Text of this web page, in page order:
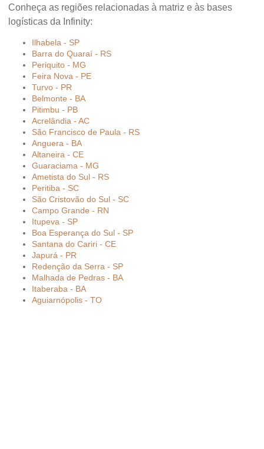
Conheça as regiões relacionadas à matriz e às bases
logísticas da Infinity:
Ilhabela - SP
Barra do Quaraí - RS
Periquito - MG
Feira Nova - PE
Turvo - PR
Belmonte - BA
Pitimbu - PB
Acrelândia - AC
São Francisco de Paula - RS
Anguera - BA
Altaneira - CE
Guaraciama - MG
Ametista do Sul - RS
Peritiba - SC
São Cristovão do Sul - SC
Campo Grande - RN
Itupeva - SP
Boa Esperança do Sul - SP
Santana do Cariri - CE
Japurá - PR
Redenção da Serra - SP
Malhada de Pedras - BA
Itaberaba - BA
Aguiarnópolis - TO